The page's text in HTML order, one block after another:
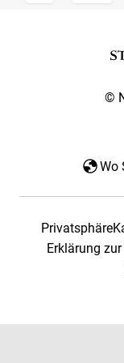
©
Wo
Privatsphäre
Erklärung